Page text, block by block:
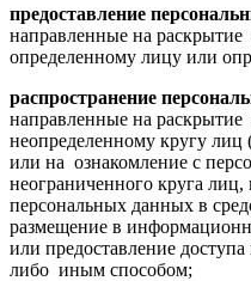
предоставление
направленные на
определенному лицу или
распространение
направленные на
неопределенному кругу лиц
или на ознакомление с
неограниченного круга
персональных данных в
размещение в
или предоставление
либо иным способом;